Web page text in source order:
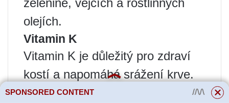
olejích.
Vitamin K
Vitamin K je důležitý pro zdraví
kostí a napomáhá srážení krve.
Nachází se v zelené zelenině,
SPONSORED CONTENT